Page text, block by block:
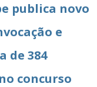
publica novo
e
de 384
concurso